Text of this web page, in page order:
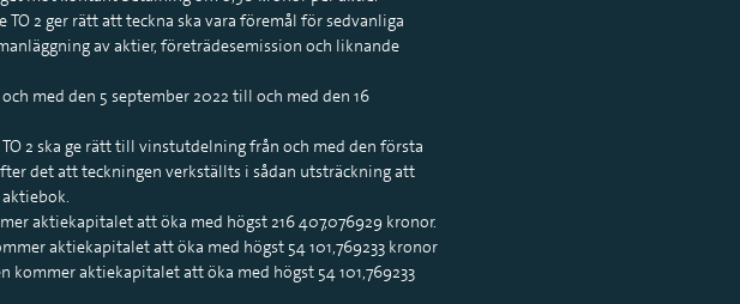
2 ger rätt att teckna ska vara föremål för sedvanliga
av aktier, företrädesemission och liknande
med den 5 september 2022 till och med den 16
2 ska ge rätt till vinstutdelning från och med den första
det att teckningen verkställts i sådan utsträckning att
aktiekapitalet att öka med högst 216 407,076929 kronor.
aktiekapitalet att öka med högst 54 101,769233 kronor
aktiekapitalet att öka med högst 54 101,769233